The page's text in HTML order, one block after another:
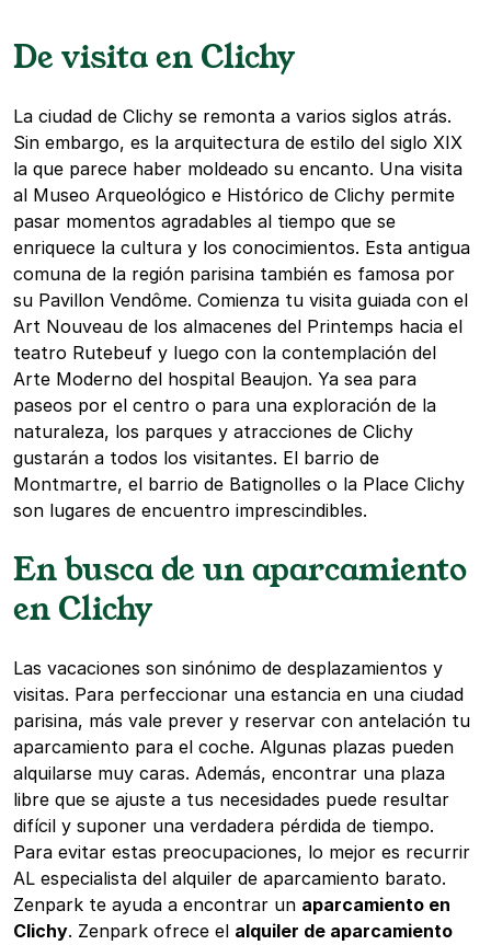
De visita en Clichy
La ciudad de Clichy se remonta a varios siglos atrás.
Sin embargo, es la arquitectura de estilo del siglo XIX
la que parece haber moldeado su encanto. Una visita
al Museo Arqueológico e Histórico de Clichy permite
pasar momentos agradables al tiempo que se
enriquece la cultura y los conocimientos. Esta antigua
comuna de la región parisina también es famosa por
su Pavillon Vendôme. Comienza tu visita guiada con el
Art Nouveau de los almacenes del Printemps hacia el
teatro Rutebeuf y luego con la contemplación del
Arte Moderno del hospital Beaujon. Ya sea para
paseos por el centro o para una exploración de la
naturaleza, los parques y atracciones de Clichy
gustarán a todos los visitantes. El barrio de
Montmartre, el barrio de Batignolles o la Place Clichy
son lugares de encuentro imprescindibles.
En busca de un aparcamiento
en Clichy
Las vacaciones son sinónimo de desplazamientos y
visitas. Para perfeccionar una estancia en una ciudad
parisina, más vale prever y reservar con antelación tu
aparcamiento para el coche. Algunas plazas pueden
alquilarse muy caras. Además, encontrar una plaza
libre que se ajuste a tus necesidades puede resultar
difícil y suponer una verdadera pérdida de tiempo.
Para evitar estas preocupaciones, lo mejor es recurrir
AL especialista del alquiler de aparcamiento barato.
Zenpark te ayuda a encontrar un aparcamiento en
Clichy. Zenpark ofrece el alquiler de aparcamiento